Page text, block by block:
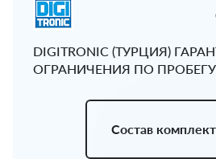
DIGITRONIC (ТУРЦИЯ)
ОГРАНИЧЕНИЯ ПО ПРОБЕГУ
Состав